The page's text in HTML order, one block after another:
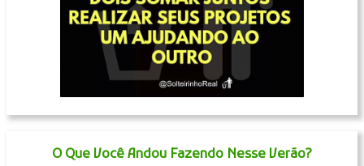
O Que Você Andou Fazendo Nesse Verão?